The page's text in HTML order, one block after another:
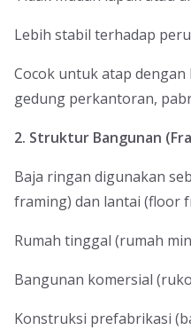
Lebih stabil terhadap
Cocok untuk atap
gedung perkantoran,
2. Struktur Bangunan
Baja ringan digunakan
framing) dan lantai (floor
Rumah tinggal (rumah
Bangunan komersial
Konstruksi prefabrikasi